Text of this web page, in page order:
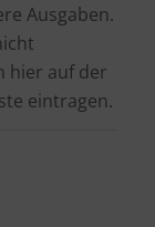
Ausgaben.
hier auf der
eintragen.